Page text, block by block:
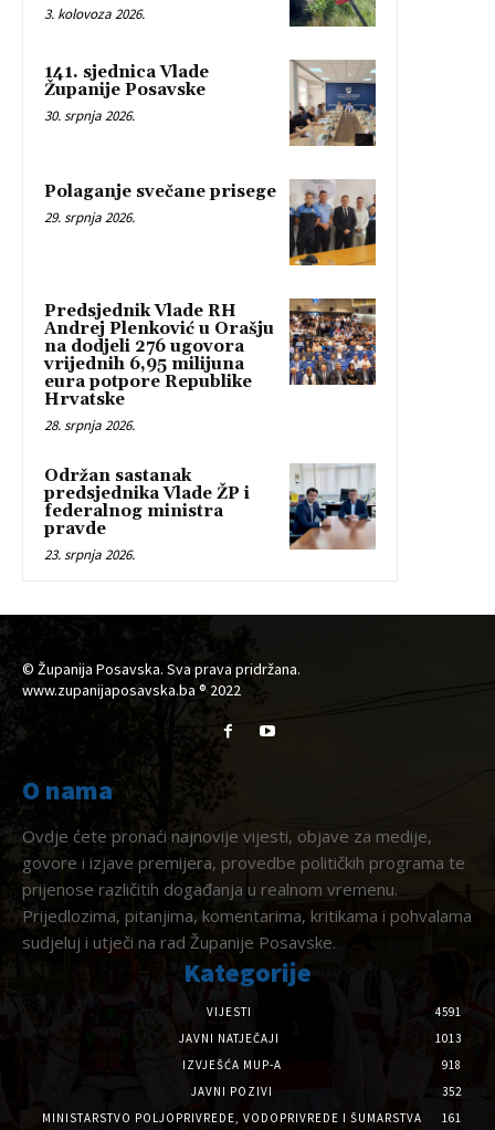
3. kolovoza 2026.
141. sjednica Vlade
Županije Posavske
30. srpnja 2026.
Polaganje svečane prisege
29. srpnja 2026.
Predsjednik Vlade RH
Andrej Plenković u Orašju
na dodjeli 276 ugovora
vrijednih 6,95 milijuna
eura potpore Republike
Hrvatske
28. srpnja 2026.
Održan sastanak
predsjednika Vlade ŽP i
federalnog ministra
pravde
23. srpnja 2026.
© Županija Posavska. Sva prava pridržana.
www.zupanijaposavska.ba ® 2022
O nama
Ovdje ćete pronaći najnovije vijesti, objave za medije,
govore i izjave premijera, provedbe političkih programa te
prijenose različitih događanja u realnom vremenu.
Prijedlozima, pitanjima, komentarima, kritikama i pohvalama
sudjeluj i utječi na rad Županije Posavske.
Kategorije
VIJESTI
4591
JAVNI NATJEČAJI
1013
IZVJEŠĆA MUP-A
918
JAVNI POZIVI
352
MINISTARSTVO POLJOPRIVREDE, VODOPRIVREDE I ŠUMARSTVA
161